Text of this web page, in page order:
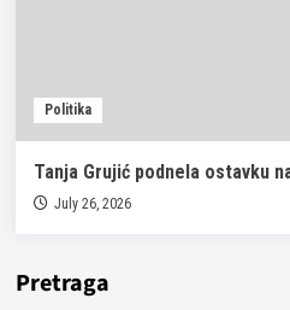
Politika
Tanja Grujić podnela ostavku
July 26, 2026
Pretraga